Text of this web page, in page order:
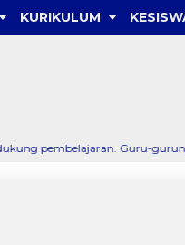
KURIKULUM
Guru-gurunya juga